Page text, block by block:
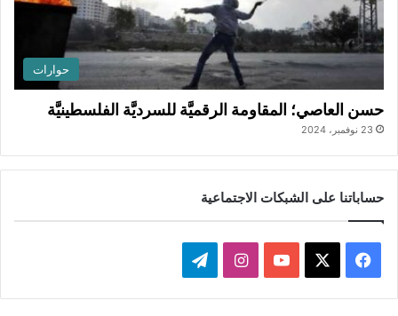
حوارات
حسن العاصي؛ المقاومة الرقميَّة للسرديَّة الفلسطينيَّة
23 نوفمبر، 2024
حساباتنا على الشبكات الاجتماعية
ي
X
Y
ن
ي